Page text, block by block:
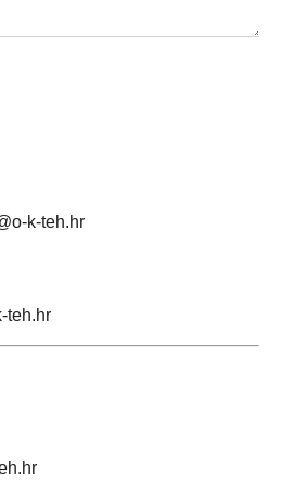
k-teh.hr
teh.hr